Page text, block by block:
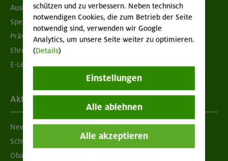
Ausbildung & Jobs
Spenden
Prävention sexualisierter Gewalt
Ehrenamtsbörse
E-Learning
Aktuelles
Newsletter
Schwarzes Brett
Obacht geben!
schützen und zu verbessern. Neben technisch
notwendigen Cookies, die zum Betrieb der Seite
notwendig sind, verwenden wir Google
Analytics, um unsere Seite weiter zu optimieren.
(Details)
Einstellungen
Alle ablehnen
Alle akzeptieren